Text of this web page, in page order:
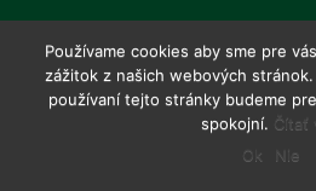
Používame cookies aby sme pre
zážitok z našich webových
používaní tejto stránky budeme
spokojní. Čítať
Ok
Nie